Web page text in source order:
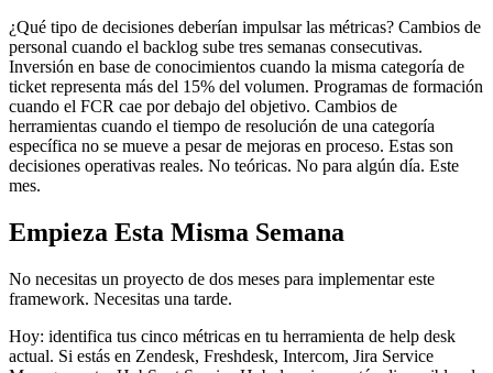
¿Qué tipo de decisiones deberían impulsar las métricas? Cambios de
personal cuando el backlog sube tres semanas consecutivas.
Inversión en base de conocimientos cuando la misma categoría de
ticket representa más del 15% del volumen. Programas de formación
cuando el FCR cae por debajo del objetivo. Cambios de
herramientas cuando el tiempo de resolución de una categoría
específica no se mueve a pesar de mejoras en proceso. Estas son
decisiones operativas reales. No teóricas. No para algún día. Este
mes.
Empieza Esta Misma Semana
No necesitas un proyecto de dos meses para implementar este
framework. Necesitas una tarde.
Hoy: identifica tus cinco métricas en tu herramienta de help desk
actual. Si estás en Zendesk, Freshdesk, Intercom, Jira Service